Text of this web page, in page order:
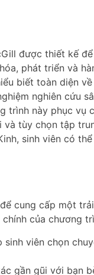
được thiết kế
phát triển và
biết toàn diện
nghiên cứu
trình này phục vụ
tùy chọn tập
sinh viên có
cung cấp một
của chương
viên chọn
gần gũi với bạn